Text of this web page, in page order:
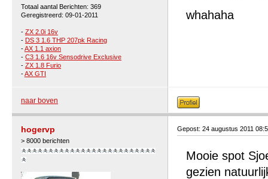
Totaal aantal Berichten: 369
Geregistreerd: 09-01-2011
- ZX 2.0i 16v
- DS 3 1.6 THP 207pk Racing
-AX 1.1 axion
- C3 1.6 16v Sensodrive Exclusive
- ZX 1.8 Furio
-AX GTI
whahaha
naar boven
hogervp
> 8000 berichten
Gepost: 24 augustus 2011
Mooie spot
gezien